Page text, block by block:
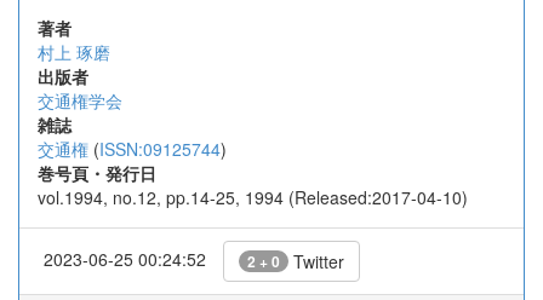
著者
村上 琢磨
出版者
交通権学会
雑誌
交通権 (ISSN:09125744)
巻号頁・発行日
vol.1994, no.12, pp.14-25, 1994 (Released:2017-04-10)
2023-06-25 00:24:52 2 + 0 Twitter